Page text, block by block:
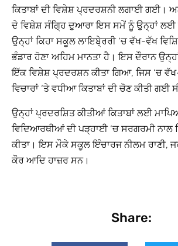
ਕਿਤਾਬਾਂ ਦੀ ਵਿਸ਼ੇਸ਼ ਪ੍ਰਦਰਸ਼ਨੀ ਲਗਾਈ ਗਈ।
ਦੇ ਵਿਸ਼ੇਸ਼ ਸੰਗ੍ਹਿ ਦੁਆਰਾ ਇਸ ਸਮੇਂ ਨੂੰ ਉਨ੍ਹਾਂ
ਉਨ੍ਹਾਂ ਕਿਹਾ ਸਕੂਲ ਲਾਇਬੇ੍ਰਰੀ ‘ਚ ਵੱਖ-ਵੱਖ
ਭੰਡਾਰ ਹੋਣਾ ਅਹਿਮ ਮਾਨਤਾ ਹੈ। ਇਸ ਦੌਰਾਨ
ਇੱਕ ਵਿਸ਼ੇਸ਼ ਪ੍ਰਦਰਸ਼ਨ ਕੀਤਾ ਗਿਆ, ਜਿਸ ‘ਚ
ਵਿਚਾਰਾਂ ‘ਤੇ ਵਧੀਆ ਕਿਤਾਬਾਂ ਦੀ ਚੋਣ ਕੀਤੀ ਗਈ
ਉਨ੍ਹਾਂ ਪ੍ਰਦਰਸ਼ਿਤ ਕੀਤੀਆਂ ਕਿਤਾਬਾਂ ਲਈ
ਵਿਦਿਆਰਥੀਆਂ ਦੀ ਪੜ੍ਹਾਈ ‘ਚ ਸਰਗਰਮੀ ਨਾਲ
ਕੀਤਾ। ਇਸ ਮੌਕੇ ਸਕੂਲ ਇੰਚਾਰਜ ਨੀਲਮ ਰਾਣੀ,
ਕੌਰ ਆਦਿ ਹਾਜ਼ਰ ਸਨ।
Share: